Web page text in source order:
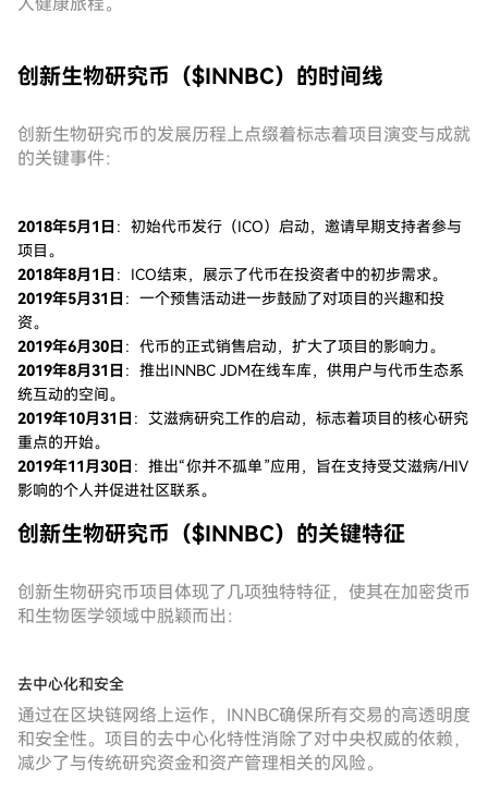
创新生物研究币（$INNBC）的时间线
创新生物研究币的发展历程上点缀着标志着项目演变与成就
的关键事件：
2018年5月1日 ：初始代币发行（ICO）启动，邀请早期支持者参与
项目。
2018年8月1日 ：ICO结束，展示了代币在投资者中的初步需求。
2019年5月31日 ：一个预售活动进一步鼓励了对项目的兴趣和投
资。
2019年6月30日 ：代币的正式销售启动，扩大了项目的影响力。
2019年8月31日 ：推出INNBC JDM在线车库，供用户与代币生态系
统互动的空间。
2019年10月31日 ：艾滋病研究工作的启动，标志着项目的核心研究
重点的开始。
2019年11月30日 ：推出“你并不孤单”应用，旨在支持受艾滋病/HIV
影响的个人并促进社区联系。
创新生物研究币（$INNBC）的关键特征
创新生物研究币项目体现了几项独特特征，使其在加密货币
和生物医学领域中脱颖而出：
去中心化和安全
通过在区块链网络上运作，INNBC确保所有交易的高透明度
和安全性。项目的去中心化特性消除了对中央权威的依赖，
减少了与传统研究资金和资产管理相关的风险。